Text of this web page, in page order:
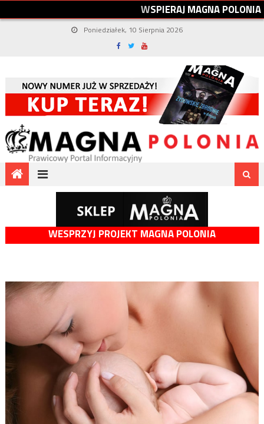
WSPIERAJMAGNAPOLONIA
Poniedziałek, 10 Sierpnia 2026
WESPRZYJ PROJEKT MAGNA POLONIA